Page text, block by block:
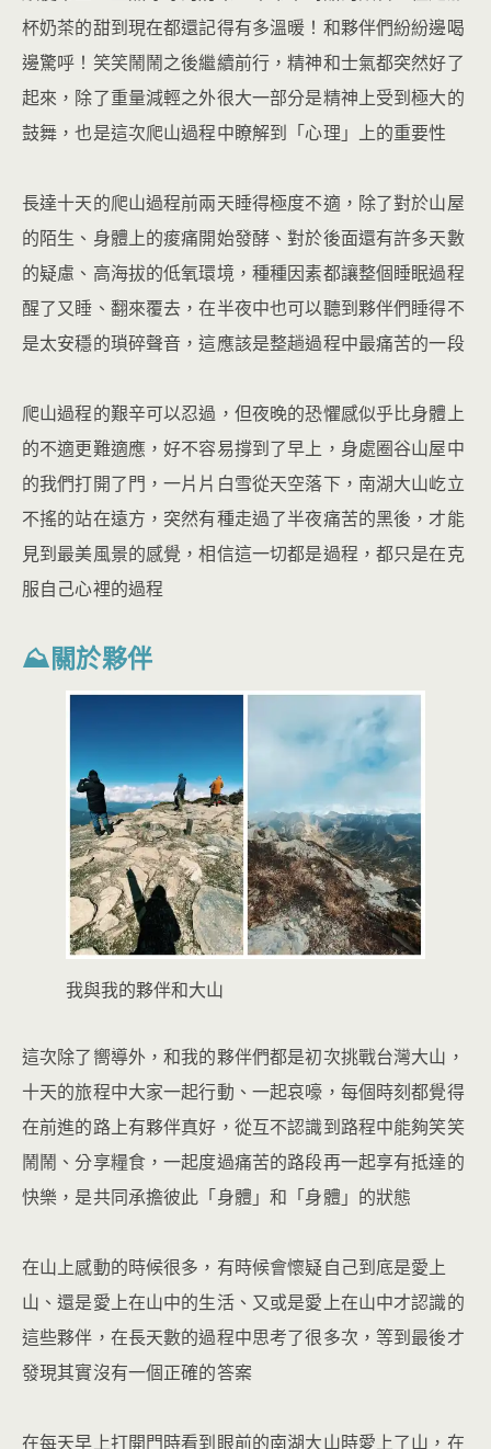
杯奶茶的甜到現在都還記得有多溫暖！和夥伴們紛紛邊喝
邊驚呼！笑笑鬧鬧之後繼續前行，精神和士氣都突然好了
起來，除了重量減輕之外很大一部分是精神上受到極大的
鼓舞，也是這次爬山過程中瞭解到「心理」上的重要性
長達十天的爬山過程前兩天睡得極度不適，除了對於山屋
的陌生、身體上的痠痛開始發酵、對於後面還有許多天數
的疑慮、高海拔的低氧環境，種種因素都讓整個睡眠過程
醒了又睡、翻來覆去，在半夜中也可以聽到夥伴們睡得不
是太安穩的瑣碎聲音，這應該是整趟過程中最痛苦的一段
爬山過程的艱辛可以忍過，但夜晚的恐懼感似乎比身體上
的不適更難適應，好不容易撐到了早上，身處圈谷山屋中
的我們打開了門，一片片白雪從天空落下，南湖大山屹立
不搖的站在遠方，突然有種走過了半夜痛苦的黑後，才能
見到最美風景的感覺，相信這一切都是過程，都只是在克
服自己心裡的過程
⛰關於夥伴
我與我的夥伴和大山
這次除了嚮導外，和我的夥伴們都是初次挑戰台灣大山，
十天的旅程中大家一起行動、一起哀嚎，每個時刻都覺得
在前進的路上有夥伴真好，從互不認識到路程中能夠笑笑
鬧鬧、分享糧食，一起度過痛苦的路段再一起享有抵達的
快樂，是共同承擔彼此「身體」和「身體」的狀態
在山上感動的時候很多，有時候會懷疑自己到底是愛上
山、還是愛上在山中的生活、又或是愛上在山中才認識的
這些夥伴，在長天數的過程中思考了很多次，等到最後才
發現其實沒有一個正確的答案
在每天早上打開門時看到眼前的南湖大山時愛上了山，在